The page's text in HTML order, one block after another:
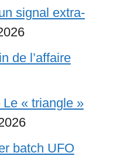
signal extra-
de l’affaire
« triangle »
batch UFO